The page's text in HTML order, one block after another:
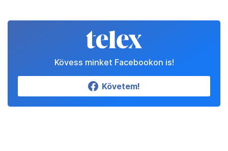
Kövess minket Facebookon is!
Követem!